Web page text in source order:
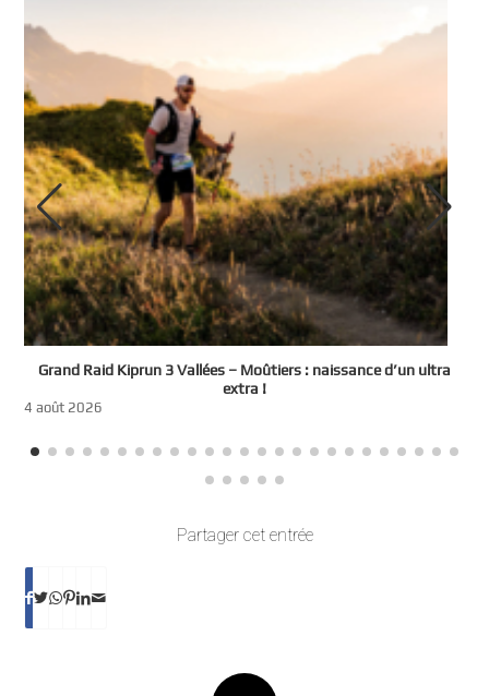
Grand Raid Kiprun 3 Vallées – Moûtiers : naissance d’un ultra
extra !
4 août 2026
Partager cet entrée